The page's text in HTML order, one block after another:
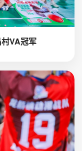
VA冠军